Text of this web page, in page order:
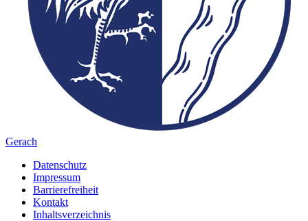
Gerach
Datenschutz
Impressum
Barrierefreiheit
Kontakt
Inhaltsverzeichnis